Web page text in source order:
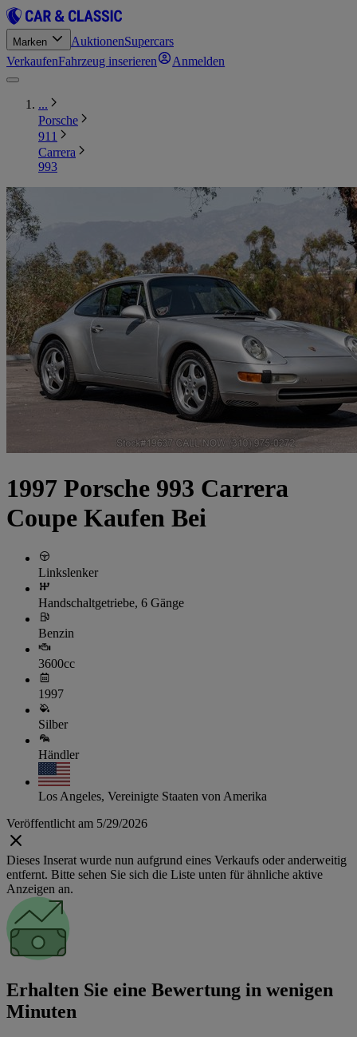
Marken AuktionenSupercars
VerkaufenFahrzeug inserieren Anmelden
...
Porsche
911
Carrera
993
1997 Porsche 993 Carrera
Coupe Kaufen Bei
Linkslenker
Handschaltgetriebe, 6 Gänge
Benzin
3600cc
1997
Silber
Händler
Los Angeles, Vereinigte Staaten von Amerika
Veröffentlicht am 5/29/2026
Dieses Inserat wurde nun aufgrund eines Verkaufs oder anderweitig
entfernt. Bitte sehen Sie sich die Liste unten für ähnliche aktive
Anzeigen an.
Erhalten Sie eine Bewertung in wenigen
Minuten